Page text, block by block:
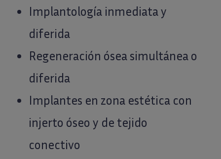
Implantología inmediata y
diferida
Regeneración ósea simultánea o
diferida
Implantes en zona estética con
injerto óseo y de tejido
conectivo